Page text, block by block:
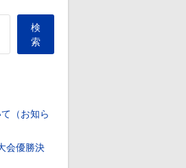
検
索
（お知ら
会優勝決